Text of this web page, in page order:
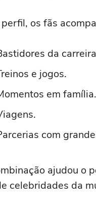
os fãs
da
e jogos.
em família.
com
ajudou o
celebridades da